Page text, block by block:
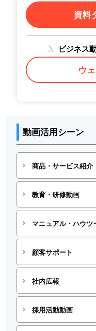
資料
ビジネス
ウ
動画活用シーン
商品・サービス紹介
教育・研修動画
マニュアル・ハウツ
顧客サポート
社内広報
採用活動動画